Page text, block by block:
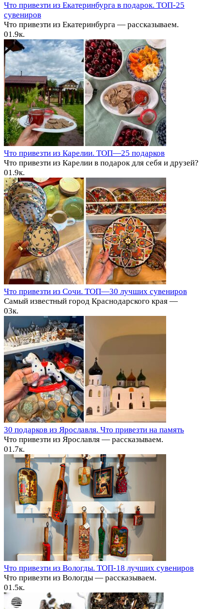
Что привезти из Екатеринбурга в подарок. ТОП-25
сувениров
Что привезти из Екатеринбурга — рассказываем.
01.9к.
Что привезти из Карелии. ТОП—25 подарков
Что привезти из Карелии в подарок для себя и друзей?
01.9к.
Что привезти из Сочи. ТОП—30 лучших сувениров
Самый известный город Краснодарского края —
03к.
30 подарков из Ярославля. Что привезти на память
Что привезти из Ярославля — рассказываем.
01.7к.
Что привезти из Вологды. ТОП-18 лучших сувениров
Что привезти из Вологды — рассказываем.
01.5к.